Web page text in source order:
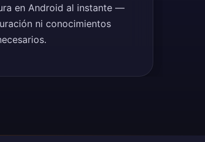
en Android al instante —
ni conocimientos